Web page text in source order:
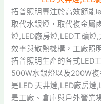
拓普照明專注於高效節能
取代水銀燈，取代複金屬
燈,LED廠房燈,LED工礦
效率與散熱機構，工廠照
拓普照明生產的各式LED
500W水銀燈以及200W
是LED 天井燈,LED廠房燈
是工廠、倉庫與戶外營業